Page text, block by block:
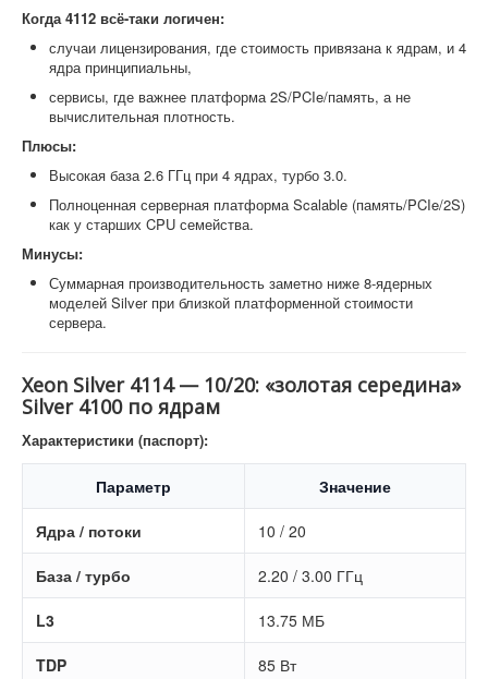
Когда 4112 всё-таки логичен:
случаи лицензирования, где стоимость привязана к ядрам, и 4
ядра принципиальны,
сервисы, где важнее платформа 2S/PCIe/память, а не
вычислительная плотность.
Плюсы:
Высокая база 2.6 ГГц при 4 ядрах, турбо 3.0.
Полноценная серверная платформа Scalable (память/PCIe/2S)
как у старших CPU семейства.
Минусы:
Суммарная производительность заметно ниже 8-ядерных
моделей Silver при близкой платформенной стоимости
сервера.
Xeon Silver 4114 — 10/20: «золотая середина»
Silver 4100 по ядрам
Характеристики (паспорт):
Параметр Значение
Ядра / потоки 10 / 20
База / турбо 2.20 / 3.00 ГГц
L3 13.75 МБ
TDP 85 Вт